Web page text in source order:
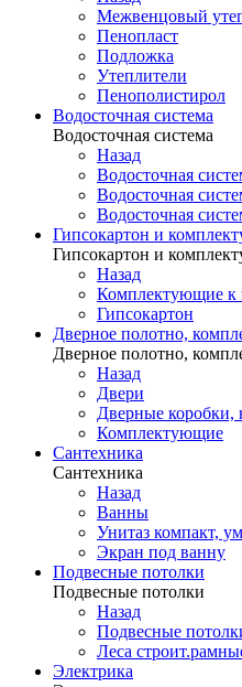
Межвенцовый
Пенопласт
Подложка
Утеплители
Пенополистирол
Водосточная система
Водосточная система
Назад
Водосточная
Водосточная
Водосточная
Гипсокартон и
Гипсокартон и
Назад
Комплектующие к
Гипсокартон
Дверное полотно,
Дверное полотно,
Назад
Двери
Дверные
Комплектующие
Сантехника
Сантехника
Назад
Ванны
Унитаз компакт,
Экран под ванну
Подвесные потолки
Подвесные потолки
Назад
Подвесные
Леса
Электрика